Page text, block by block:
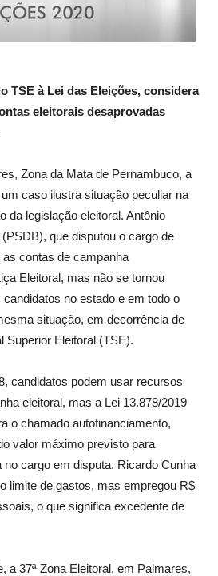
TSE à Lei das Eleições, considera
eleitorais desaprovadas
Zona da Mata de Pernambuco, a
caso ilustra situação peculiar na
da legislação eleitoral. Antônio
que disputou o cargo de
contas de campanha
Eleitoral, mas não se tornou
no estado e em todo o
situação, em decorrência de
Superior Eleitoral (TSE).
candidatos podem usar recursos
eleitoral, mas a Lei 13.878/2019
o chamado autofinanciamento,
valor máximo previsto para
cargo em disputa. Ricardo Cunha
limite de gastos, mas empregou R$
o que significa excedente de
a 37ª Zona Eleitoral, em Palmares,